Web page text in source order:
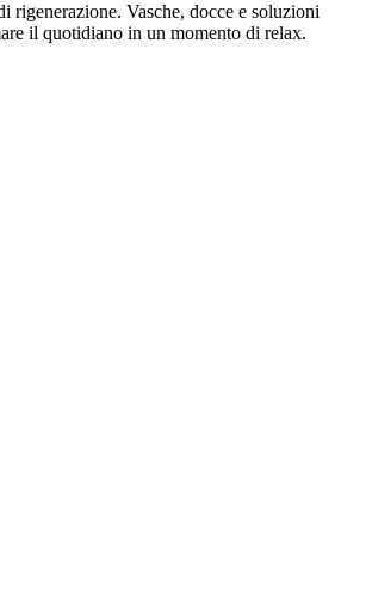
rigenerazione. Vasche, docce e soluzioni
il quotidiano in un momento di relax.